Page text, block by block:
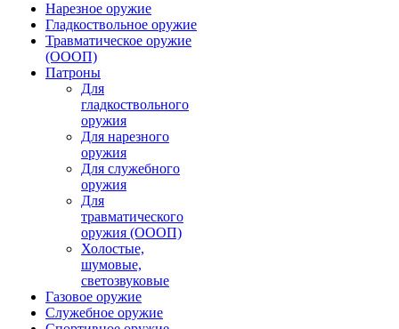
Нарезное оружие
Гладкоствольное оружие
Травматическое оружие
(ОООП)
Патроны
Для
гладкоствольного
оружия
Для нарезного
оружия
Для служебного
оружия
Для
травматического
оружия (ОООП)
Холостые,
шумовые,
светозвуковые
Газовое оружие
Служебное оружие